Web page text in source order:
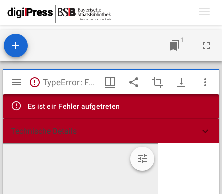
1
Mirador
Viewer
TypeError: Failed to fetch
Es ist ein Fehler aufgetreten
Technische Details